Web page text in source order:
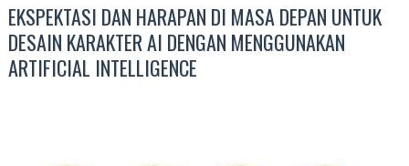
EKSPEKTASI DAN HARAPAN DI MASA DEPAN UNTUK
DESAIN KARAKTER AI DENGAN MENGGUNAKAN
ARTIFICIAL INTELLIGENCE